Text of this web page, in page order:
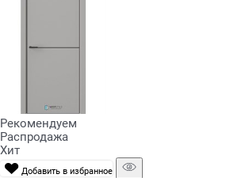
Рекомендуем
Распродажа
Хит
Добавить в избранное